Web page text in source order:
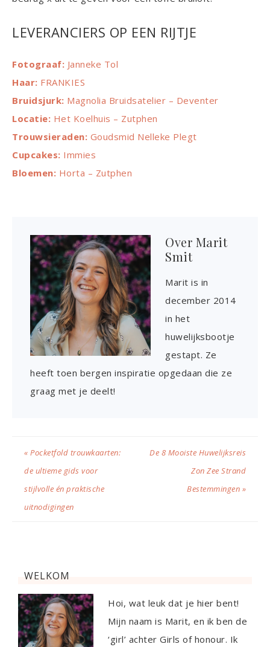
LEVERANCIERS OP EEN RIJTJE
Fotograaf: Janneke Tol
Haar: FRANKIES
Bruidsjurk: Magnolia Bruidsatelier – Deventer
Locatie: Het Koelhuis – Zutphen
Trouwsieraden: Goudsmid Nelleke Plegt
Cupcakes: Immies
Bloemen: Horta – Zutphen
Over Marit
Smit
Marit is in
december 2014
in het
huwelijksbootje
gestapt. Ze
heeft toen bergen inspiratie opgedaan die ze
graag met je deelt!
« Pocketfold trouwkaarten:
de ultieme gids voor
stijlvolle én praktische
uitnodigingen
De 8 Mooiste Huwelijksreis
Zon Zee Strand
Bestemmingen »
WELKOM
Hoi, wat leuk dat je hier bent!
Mijn naam is Marit, en ik ben de
‘girl’ achter Girls of honour. Ik